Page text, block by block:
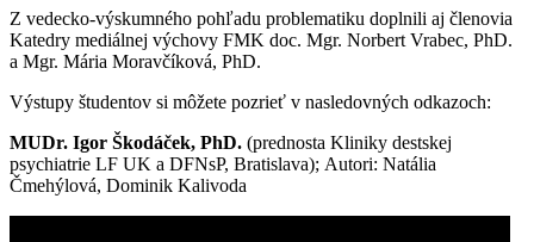
Z vedecko-výskumného pohľadu problematiku doplnili aj členovia
Katedry mediálnej výchovy FMK doc. Mgr. Norbert Vrabec, PhD.
a Mgr. Mária Moravčíková, PhD.
Výstupy študentov si môžete pozrieť v nasledovných odkazoch:
MUDr. Igor Škodáček, PhD. (prednosta Kliniky destskej
psychiatrie LF UK a DFNsP, Bratislava); Autori: Natália
Čmehýlová, Dominik Kalivoda